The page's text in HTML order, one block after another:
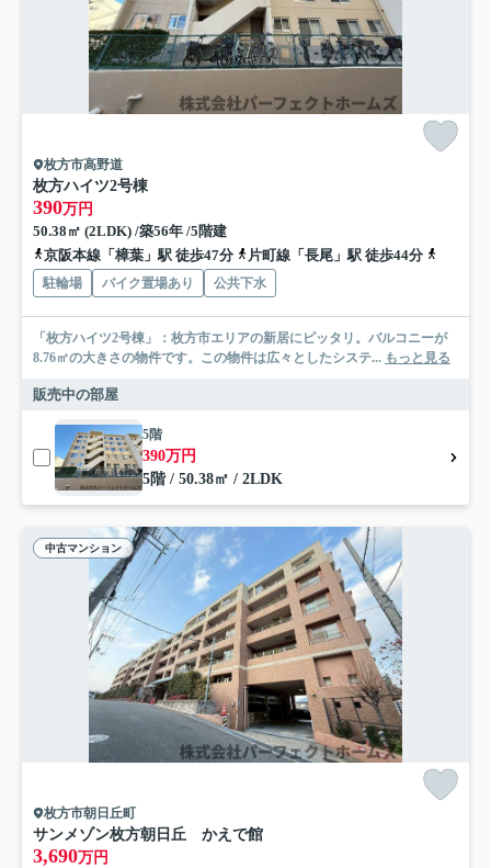
枚方市高野道
枚方ハイツ2号棟
390万円
50.38㎡ (2LDK) /築56年 /5階建
京阪本線「樟葉」駅 徒歩47分
片町線「長尾」駅 徒歩44分
駐輪場 バイク置場あり 公共下水
「枚方ハイツ2号棟」：枚方市エリアの新居にピッタリ。バルコニーが
8.76㎡の大きさの物件です。この物件は広々としたシステ... もっと見る
販売中の部屋
5階
390万円
5階 / 50.38㎡ / 2LDK
中古マンション
枚方市朝日丘町
サンメゾン枚方朝日丘 かえで館
3,690万円